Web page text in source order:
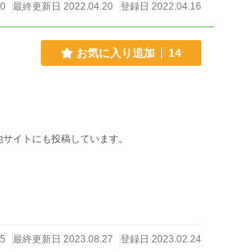
最終更新日 2022.04.20 登録日 2022.04.16
お気に入り追加 14
ドルが、初めての枕営業の練習をマネージャーとする話の続きです。 ＊他サイトにも投稿しています。
最終更新日 2023.08.27 登録日 2023.02.24